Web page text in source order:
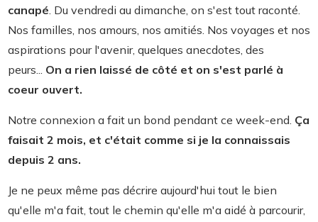
canapé. Du vendredi au dimanche, on s'est tout raconté.
Nos familles, nos amours, nos amitiés. Nos voyages et nos
aspirations pour l'avenir, quelques anecdotes, des
peurs... On a rien laissé de côté et on s'est parlé à
coeur ouvert.
Notre connexion a fait un bond pendant ce week-end. Ça
faisait 2 mois, et c'était comme si je la connaissais
depuis 2 ans.
Je ne peux même pas décrire aujourd'hui tout le bien
qu'elle m'a fait, tout le chemin qu'elle m'a aidé à parcourir,